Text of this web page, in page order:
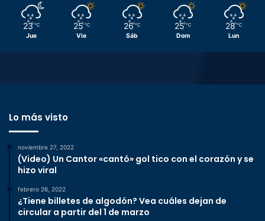
23 ℃
Jue
25 ℃
Vie
26 ℃
Sáb
25 ℃
Dom
28 ℃
Lun
Lo más visto
noviembre 27, 2022
(Video) Un Cantor «cantó» gol tico con el corazón y se
hizo viral
febrero 26, 2022
¿Tiene billetes de algodón? Vea cuáles dejan de
circular a partir del 1 de marzo